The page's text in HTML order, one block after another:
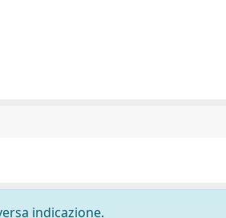
indicazione.